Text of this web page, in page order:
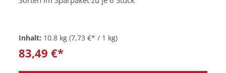
Inhalt: 10.8 kg (7,73 €* / 1 kg)
83,49 €*